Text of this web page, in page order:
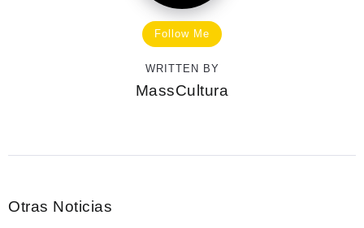
Follow Me
WRITTEN BY
MassCultura
Otras Noticias